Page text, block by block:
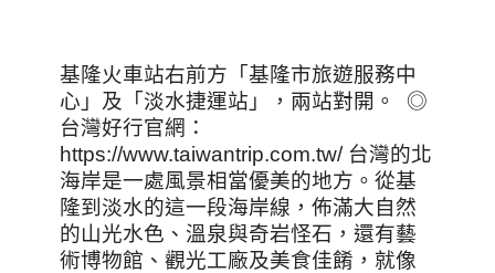
基隆火車站右前方「基隆市旅遊服務中
心」及「淡水捷運站」，兩站對開。 ◎
台灣好行官網：
https://www.taiwantrip.com.tw/ 台灣的北
海岸是一處風景相當優美的地方。從基
隆到淡水的這一段海岸線，佈滿大自然
的山光水色、溫泉與奇岩怪石，還有藝
術博物館、觀光工廠及美食佳餚，就像